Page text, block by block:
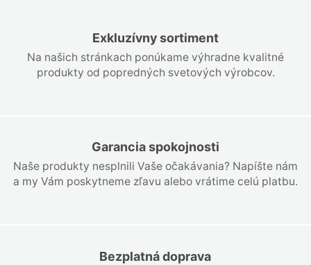
Exkluzívny sortiment
Na našich stránkach ponúkame výhradne kvalitné
produkty od popredných svetových výrobcov.
Garancia spokojnosti
Naše produkty nesplnili Vaše očakávania? Napíšte nám
a my Vám poskytneme zľavu alebo vrátime celú platbu.
Bezplatná doprava